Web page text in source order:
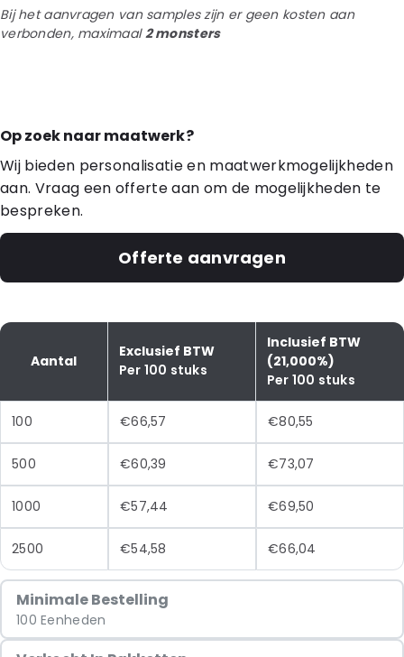
Bij het aanvragen van samples zijn er geen kosten aan
verbonden, maximaal2 monsters
Op zoek naar maatwerk?
Wij bieden personalisatie en maatwerkmogelijkheden
aan. Vraag een offerte aan om de mogelijkheden te
bespreken.
Offerte aanvragen
Aantal
Exclusief BTW
Per 100 stuks
Inclusief BTW
(21,000%)
Per 100 stuks
100 €66,57 €80,55
500 €60,39 €73,07
1000 €57,44 €69,50
2500 €54,58 €66,04
Minimale Bestelling
100 Eenheden